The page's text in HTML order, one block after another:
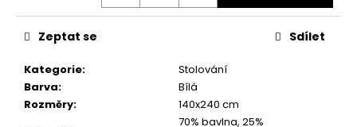
Kategorie:
Stolování
Barva:
Bílá
Rozměry:
140x240 cm
70% bavlna, 25%
Zeptat se Sdílet